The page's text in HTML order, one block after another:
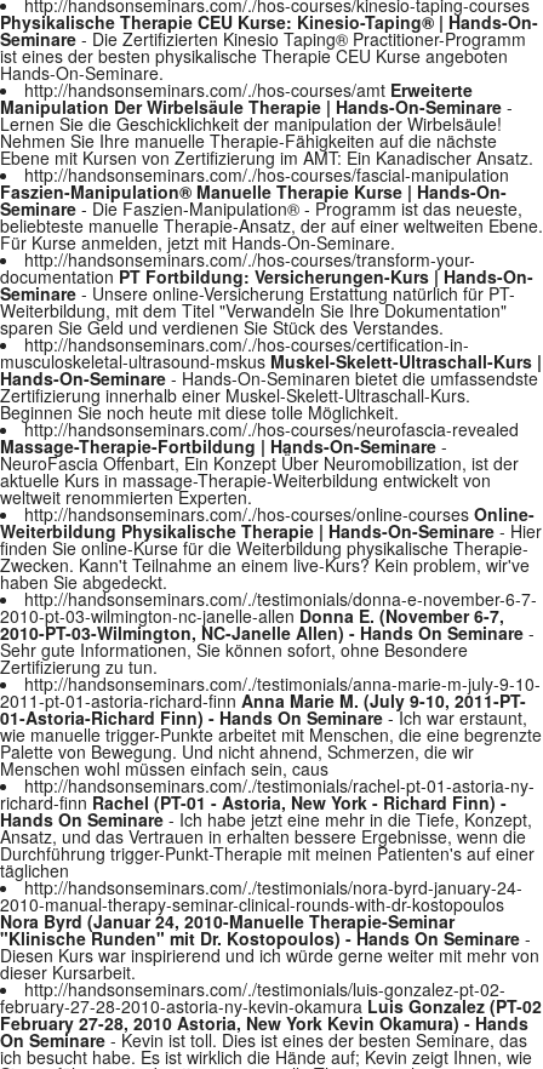
http://handsonseminars.com/./hos-courses/kinesio-taping-courses
Physikalische Therapie CEU Kurse: Kinesio-Taping® | Hands-On-
Seminare - Die Zertifizierten Kinesio Taping® Practitioner-Programm
ist eines der besten physikalische Therapie CEU Kurse angeboten
Hands-On-Seminare.
http://handsonseminars.com/./hos-courses/amt Erweiterte
Manipulation Der Wirbelsäule Therapie | Hands-On-Seminare -
Lernen Sie die Geschicklichkeit der manipulation der Wirbelsäule!
Nehmen Sie Ihre manuelle Therapie-Fähigkeiten auf die nächste
Ebene mit Kursen von Zertifizierung im AMT: Ein Kanadischer Ansatz.
http://handsonseminars.com/./hos-courses/fascial-manipulation
Faszien-Manipulation® Manuelle Therapie Kurse | Hands-On-
Seminare - Die Faszien-Manipulation® - Programm ist das neueste,
beliebteste manuelle Therapie-Ansatz, der auf einer weltweiten Ebene.
Für Kurse anmelden, jetzt mit Hands-On-Seminare.
http://handsonseminars.com/./hos-courses/transform-your-
documentation PT Fortbildung: Versicherungen-Kurs | Hands-On-
Seminare - Unsere online-Versicherung Erstattung natürlich für PT-
Weiterbildung, mit dem Titel "Verwandeln Sie Ihre Dokumentation"
sparen Sie Geld und verdienen Sie Stück des Verstandes.
http://handsonseminars.com/./hos-courses/certification-in-
musculoskeletal-ultrasound-mskus Muskel-Skelett-Ultraschall-Kurs |
Hands-On-Seminare - Hands-On-Seminaren bietet die umfassendste
Zertifizierung innerhalb einer Muskel-Skelett-Ultraschall-Kurs.
Beginnen Sie noch heute mit diese tolle Möglichkeit.
http://handsonseminars.com/./hos-courses/neurofascia-revealed
Massage-Therapie-Fortbildung | Hands-On-Seminare -
NeuroFascia Offenbart, Ein Konzept Über Neuromobilization, ist der
aktuelle Kurs in massage-Therapie-Weiterbildung entwickelt von
weltweit renommierten Experten.
http://handsonseminars.com/./hos-courses/online-courses Online-
Weiterbildung Physikalische Therapie | Hands-On-Seminare - Hier
finden Sie online-Kurse für die Weiterbildung physikalische Therapie-
Zwecken. Kann't Teilnahme an einem live-Kurs? Kein problem, wir've
haben Sie abgedeckt.
http://handsonseminars.com/./testimonials/donna-e-november-6-7-
2010-pt-03-wilmington-nc-janelle-allen Donna E. (November 6-7,
2010-PT-03-Wilmington, NC-Janelle Allen) - Hands On Seminare -
Sehr gute Informationen, Sie können sofort, ohne Besondere
Zertifizierung zu tun.
http://handsonseminars.com/./testimonials/anna-marie-m-july-9-10-
2011-pt-01-astoria-richard-finn Anna Marie M. (July 9-10, 2011-PT-
01-Astoria-Richard Finn) - Hands On Seminare - Ich war erstaunt,
wie manuelle trigger-Punkte arbeitet mit Menschen, die eine begrenzte
Palette von Bewegung. Und nicht ahnend, Schmerzen, die wir
Menschen wohl müssen einfach sein, caus
http://handsonseminars.com/./testimonials/rachel-pt-01-astoria-ny-
richard-finn Rachel (PT-01 - Astoria, New York - Richard Finn) -
Hands On Seminare - Ich habe jetzt eine mehr in die Tiefe, Konzept,
Ansatz, und das Vertrauen in erhalten bessere Ergebnisse, wenn die
Durchführung trigger-Punkt-Therapie mit meinen Patienten's auf einer
täglichen
http://handsonseminars.com/./testimonials/nora-byrd-january-24-
2010-manual-therapy-seminar-clinical-rounds-with-dr-kostopoulos
Nora Byrd (Januar 24, 2010-Manuelle Therapie-Seminar
"Klinische Runden" mit Dr. Kostopoulos) - Hands On Seminare -
Diesen Kurs war inspirierend und ich würde gerne weiter mit mehr von
dieser Kursarbeit.
http://handsonseminars.com/./testimonials/luis-gonzalez-pt-02-
february-27-28-2010-astoria-ny-kevin-okamura Luis Gonzalez (PT-02
February 27-28, 2010 Astoria, New York Kevin Okamura) - Hands
On Seminare - Kevin ist toll. Dies ist eines der besten Seminare, das
ich besucht habe. Es ist wirklich die Hände auf; Kevin zeigt Ihnen, wie